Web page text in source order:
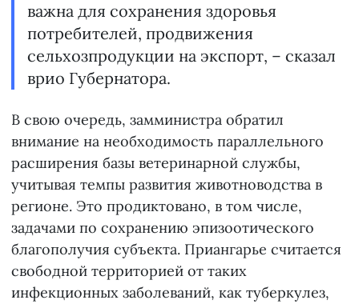
важна для сохранения здоровья
потребителей, продвижения
сельхозпродукции на экспорт, – сказал
врио Губернатора.
В свою очередь, замминистра обратил
внимание на необходимость параллельного
расширения базы ветеринарной службы,
учитывая темпы развития животноводства в
регионе. Это продиктовано, в том числе,
задачами по сохранению эпизоотического
благополучия субъекта. Приангарье считается
свободной территорией от таких
инфекционных заболеваний, как туберкулез,